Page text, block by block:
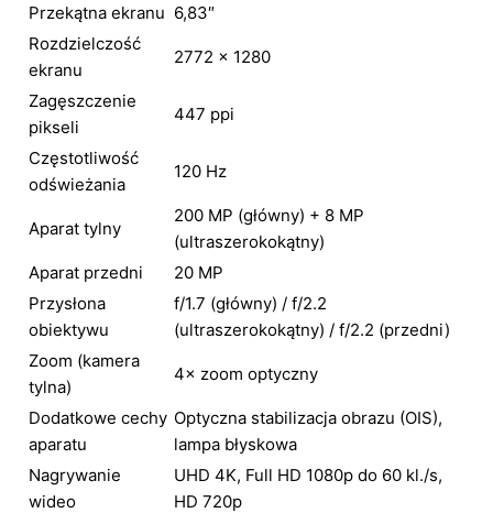
Przekątna ekranu 6,83″
Rozdzielczość
ekranu
2772 × 1280
Zagęszczenie
pikseli
447 ppi
Częstotliwość
odświeżania
120 Hz
Aparat tylny
200 MP (główny) + 8 MP
(ultraszerokokątny)
Aparat przedni
20 MP
Przysłona
obiektywu
f/1.7 (główny) / f/2.2
(ultraszerokokątny) / f/2.2 (przedni)
Zoom (kamera
tylna)
4× zoom optyczny
Dodatkowe cechy
aparatu
Optyczna stabilizacja obrazu (OIS),
lampa błyskowa
Nagrywanie
wideo
UHD 4K, Full HD 1080p do 60 kl./s,
HD 720p